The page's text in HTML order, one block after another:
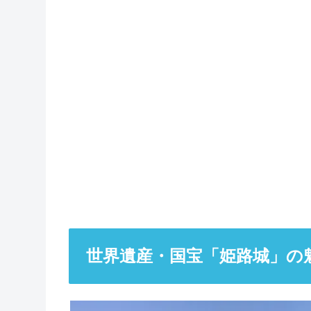
世界遺産・国宝「姫路城」の